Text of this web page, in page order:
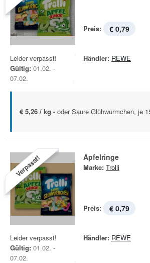
Preis: € 0,79
Leider verpasst!
Gültig: 01.02. -
07.02.
Händler: REWE
€ 5,26 / kg - oder Saure Glühwürmchen, je
Verpasst! Apfelringe
Marke: Trolli
Preis: € 0,79
Leider verpasst!
Gültig: 01.02. -
07.02.
Händler: REWE